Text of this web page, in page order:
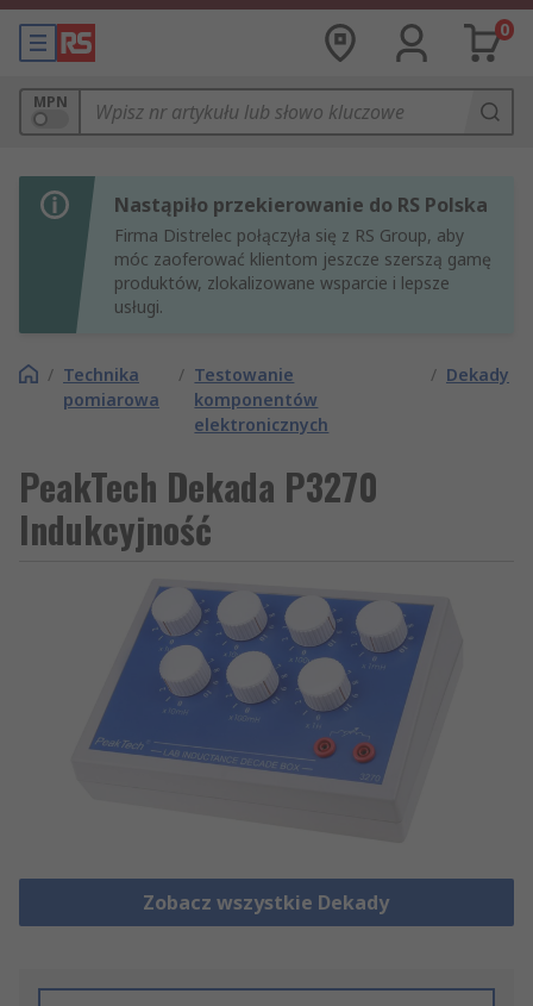
0
MPN
Nastąpiło przekierowanie do RS Polska
Firma Distrelec połączyła się z RS Group, aby
móc zaoferować klientom jeszcze szerszą gamę
produktów, zlokalizowane wsparcie i lepsze
usługi.
/ Technika
pomiarowa
/ Testowanie
komponentów
elektronicznych
/ Dekady
PeakTech Dekada P3270
Indukcyjność
Zobacz wszystkie Dekady